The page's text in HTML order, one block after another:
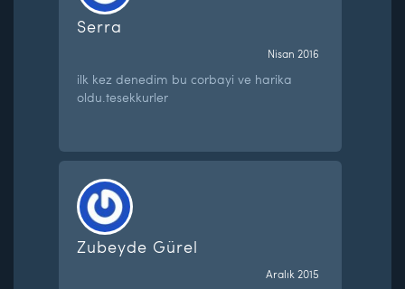
Serra
Nisan 2016
ilk kez denedim bu corbayi ve harika
oldu.tesekkurler
Zubeyde Gürel
Aralık 2015